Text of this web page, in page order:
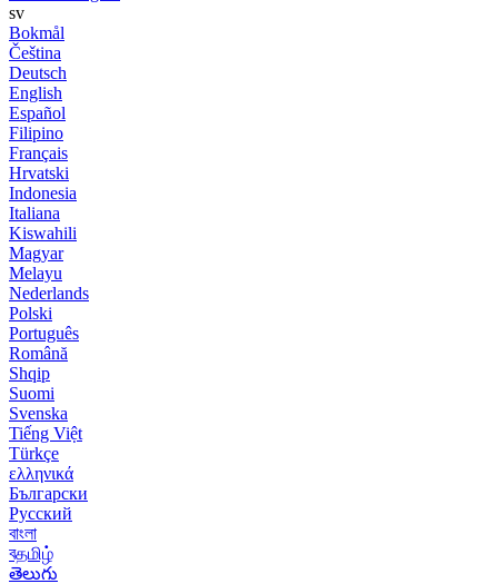
sv
Bokmål
Čeština
Deutsch
English
Español
Filipino
Français
Hrvatski
Indonesia
Italiana
Kiswahili
Magyar
Melayu
Nederlands
Polski
Português
Română
Shqip
Suomi
Svenska
Tiếng Việt
Türkçe
ελληνικά
Български
Русский
বাংলা
বதமிழ்
తెలుగు